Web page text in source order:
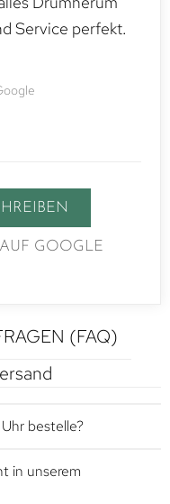
Service perfekt.
GOOGLE
(FAQ)
bestelle?
in unserem